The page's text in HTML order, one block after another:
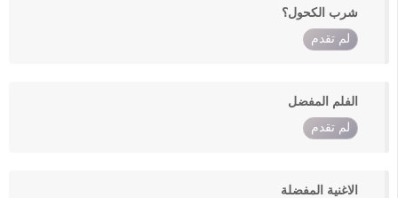
شرب الكحول؟
لم تقدم
الفلم المفضل
لم تقدم
الاغنية المفضلة